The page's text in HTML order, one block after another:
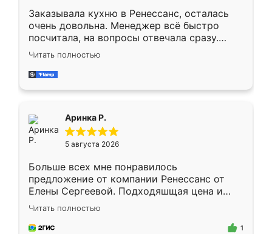
Заказывала кухню в Ренессанс, осталась
очень довольна. Менеджер всё быстро
посчитала, на вопросы отвечала сразу.
Замерщик приехал в субботу, подошёл к
делу со всей ответственностью. Собрали
за день, ребята работали аккуратно, даже
Читать полностью
Аринка Р.
5 августа 2026
Больше всех мне понравилось
предложение от компании Ренессанс от
Елены Сергеевой. Подходяшщая цена и
короткие сроки изготовления. Приехавший
для замера сотрудник Владислав
предложил по моему эскизу самый
Читать полностью
1